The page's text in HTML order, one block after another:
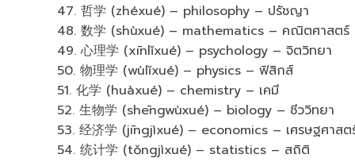
47. 哲学 (zhéxué) – philosophy – ปรัชญา
48. 数学 (shùxué) – mathematics – คณิตศาสตร์
49. 心理学 (xīnlǐxué) – psychology – จิตวิทยา
50. 物理学 (wùlǐxué) – physics – ฟิสิกส์
51. 化学 (huàxué) – chemistry – เคมี
52. 生物学 (shēngwùxué) – biology – ชีววิทยา
53. 经济学 (jīngjìxué) – economics – เศรษฐศาสต
54. 统计学 (tǒngjìxué) – statistics – สถิติ